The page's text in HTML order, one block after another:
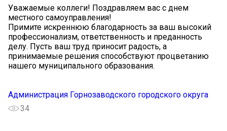
Уважаемые коллеги! Поздравляем вас с днем
местного самоуправления!
Примите искреннюю благодарность за ваш высокий
профессионализм, ответственность и преданность
делу. Пусть ваш труд приносит радость, а
принимаемые решения способствуют процветанию
нашего муниципального образования.
Администрация Горнозаводского городского округа
34